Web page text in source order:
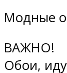
Модные
ВАЖНО!
Обои,